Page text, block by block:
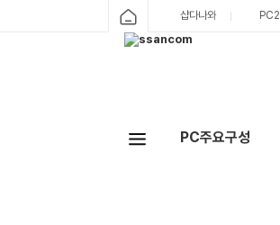
샵다나와
PC주요구성